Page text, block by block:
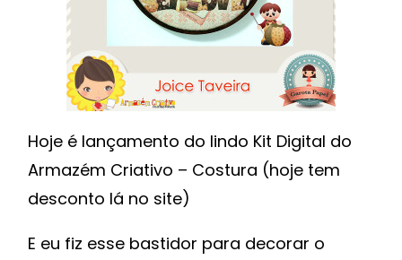
IMPRESSÃO
EM
TECIDO
Hoje é lançamento do lindo Kit Digital do
Armazém Criativo – Costura (hoje tem
desconto lá no site)
E eu fiz esse bastidor para decorar o